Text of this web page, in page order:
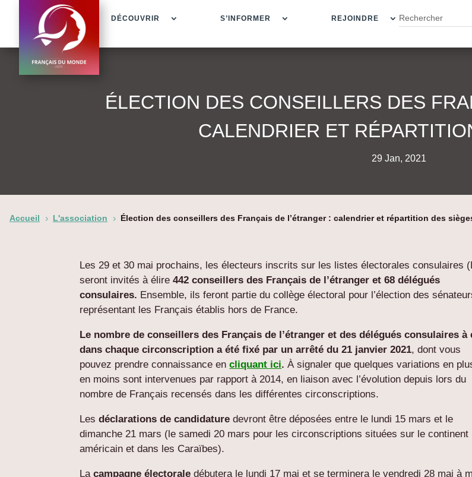
DÉCOUVRIR S’INFORMER REJOINDRE
ÉLECTION DES CONSEILLERS DES
CALENDRIER ET
29 Jan, 2021
Accueil 5 L'association 5 Élection des conseillers des Français de l’étranger : calendrier et répartition des
Les 29 et 30 mai prochains, les électeurs inscrits sur les listes électorales consulaires
seront invités à élire442 conseillers des Français de l’étranger et 68 délégués
consulaires. Ensemble, ils feront partie du collège électoral pour l’élection des
représentant les Français établis hors de France.
Le nombre de conseillers des Français de l’étranger et des délégués consulaires à
dans chaque circonscription a été fixé par un arrêté du 21 janvier 2021, dont vous
pouvez prendre connaissance encliquant ici. À signaler que quelques variations en
en moins sont intervenues par rapport à 2014, en liaison avec l’évolution depuis lors du
nombre de Français recensés dans les différentes circonscriptions.
Lesdéclarations de candidature devront être déposées entre le lundi 15 mars et le
dimanche 21 mars (le samedi 20 mars pour les circonscriptions situées sur le continent
américain et dans les Caraïbes).
Lacampagne électorale débutera le lundi 17 mai et se terminera le vendredi 28 mai à